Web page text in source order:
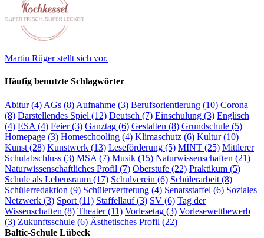
Martin Rüger stellt sich vor.
Häufig benutzte Schlagwörter
Abitur(4) AGs (8) Aufnahme (3) Berufsorientierung (10) Corona
(8) Darstellendes Spiel (12) Deutsch (7) Einschulung (3) Englisch
(4) ESA (4) Feier(3) Ganztag (6) Gestalten (8) Grundschule (5)
Homepage (3) Homeschooling (4) Klimaschutz (6) Kultur(10)
Kunst (28) Kunstwerk (13) Leseförderung (5) MINT (25) Mittlerer
Schulabschluss (3) MSA (7) Musik (15) Naturwissenschaften (21)
Naturwissenschaftliches Profil (7) Oberstufe (22) Praktikum (5)
Schule als Lebensraum (17) Schulverein (6) Schülerarbeit (8)
Schülerredaktion (9) Schülervertretung (4) Senatsstaffel (6) Soziales
Netzwerk (3) Sport (11) Staffellauf(3) SV (6) Tag der
Wissenschaften (8) Theater(11) Vorlesetag (3) Vorlesewettbewerb
(3) Zukunftsschule (6) Ästhetisches Profil (22)
Baltic-Schule Lübeck